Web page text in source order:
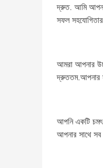
দ্রুত. আমি
সফল
আমরা আপনার
দ্রুততম.আপনার
আপনি একটি
আপনার সাথে সব